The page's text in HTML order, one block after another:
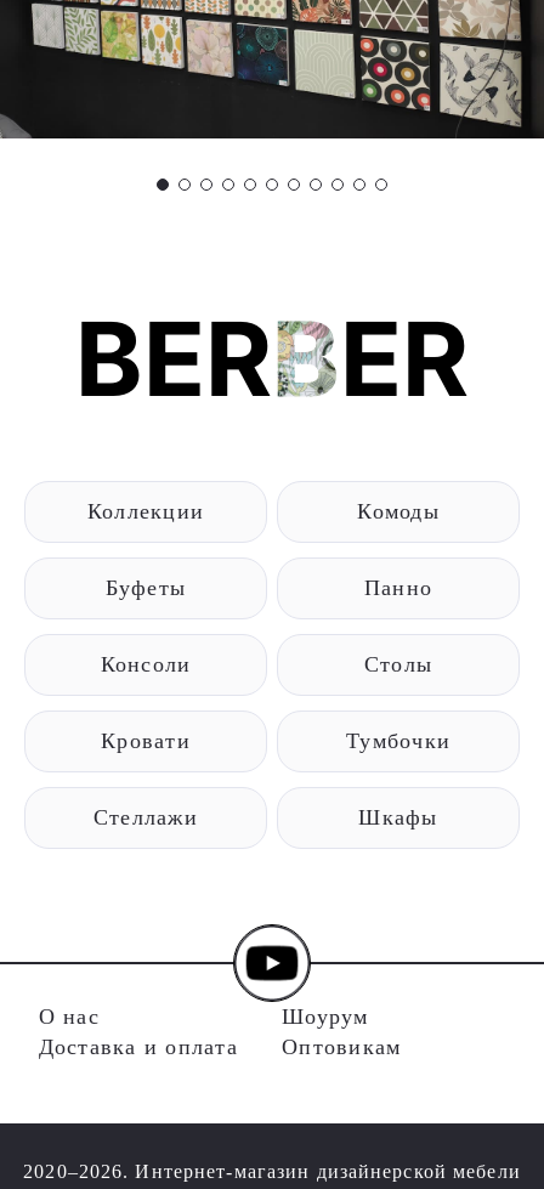
BERBER
Коллекции Комоды
Буфеты Панно
Консоли Столы
Кровати Тумбочки
Стеллажи Шкафы
О нас
Доставка и оплата
Шоурум
Оптовикам
2020–2026. Интернет-магазин дизайнерской мебели